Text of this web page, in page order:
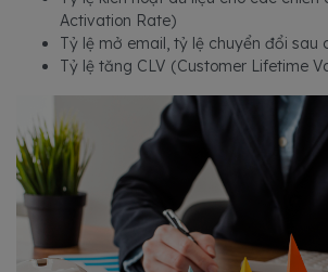
Activation Rate)
Tỷ lệ mở email, tỷ lệ chuyển đổi sau
Tỷ lệ tăng CLV (Customer Lifetime